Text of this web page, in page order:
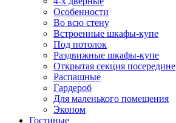
Особенности
Во всю стену
Встроенные шкафы-купе
Под потолок
Раздвижные шкафы-купе
Открытая секция посередине
Распашные
Гардероб
Для маленького помещения
Эконом
Гостиные